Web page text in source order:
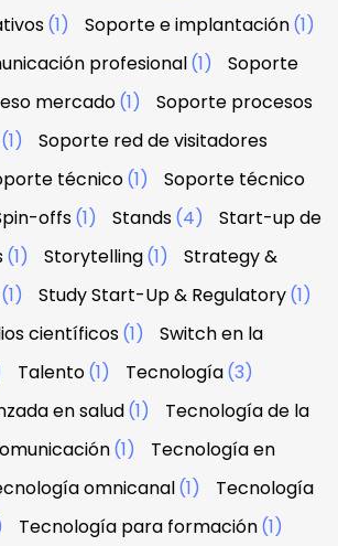
(1) Soporte e implantación(1)
profesional(1)
Soporte
mercado(1)
Soporte procesos
(1)
Soporte red de visitadores
técnico(1)
Soporte técnico
offs(1) Stands(4)
Start-up de
(1) Storytelling(1)
Strategy &
(1) Study Start-Up & Regulatory(1)
científicos(1)
Switch en la
Talento(1) Tecnología(3)
en salud(1)
Tecnología de la
(1)
Tecnología en
omnicanal(1)
Tecnología
Tecnología para formación(1)